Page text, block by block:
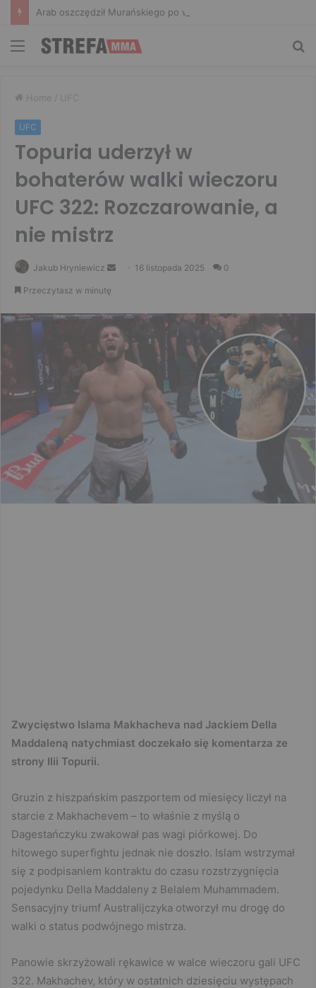
Menu
Home / UFC
UFC
Topuria uderzył w
bohaterów walki wieczoru
UFC 322: Rozczarowanie, a
nie mistrz
Jakub Hryniewicz
Send 16 listopada 2025 0
Przeczytasz w minutę
Zwycięstwo Islama Makhacheva nad Jackiem Della
Maddaleną natychmiast doczekało się komentarza ze
strony Ilii Topurii.
Gruzin z hiszpańskim paszportem od miesięcy liczył na
starcie z Makhachevem – to właśnie z myślą o
Dagestańczyku zwakował pas wagi piórkowej. Do
hitowego superfightu jednak nie doszło. Islam wstrzymał
się z podpisaniem kontraktu do czasu rozstrzygnięcia
pojedynku Della Maddaleny z Belalem Muhammadem.
Sensacyjny triumf Australijczyka otworzył mu drogę do
walki o status podwójnego mistrza.
Panowie skrzyżowali rękawice w walce wieczoru gali UFC
322. Makhachev, który w ostatnich dziesięciu występach